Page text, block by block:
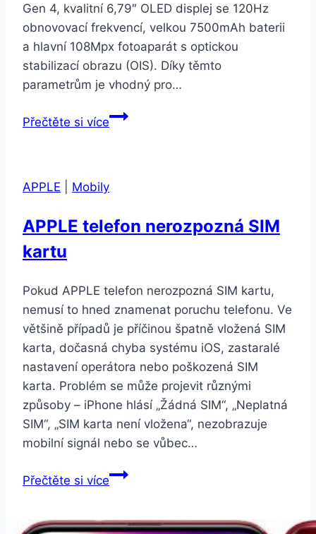
Gen 4, kvalitní 6,79″ OLED displej se 120Hz
obnovovací frekvencí, velkou 7500mAh baterii
a hlavní 108Mpx fotoaparát s optickou
stabilizací obrazu (OIS). Díky těmto
parametrům je vhodný pro…
Přečtěte si víceHONOR
Midnight
APPLE Mobily
APPLE telefon nerozpozná SIM
kartu
Pokud APPLE telefon nerozpozná SIM kartu,
nemusí to hned znamenat poruchu telefonu. Ve
většině případů je příčinou špatně vložená SIM
karta, dočasná chyba systému iOS, zastaralé
nastavení operátora nebo poškozená SIM
karta. Problém se může projevit různými
způsoby – iPhone hlásí „Žádná SIM“, „Neplatná
SIM“, „SIM karta není vložena“, nezobrazuje
mobilní signál nebo se vůbec…
Přečtěte si víceAPPLE
SIM